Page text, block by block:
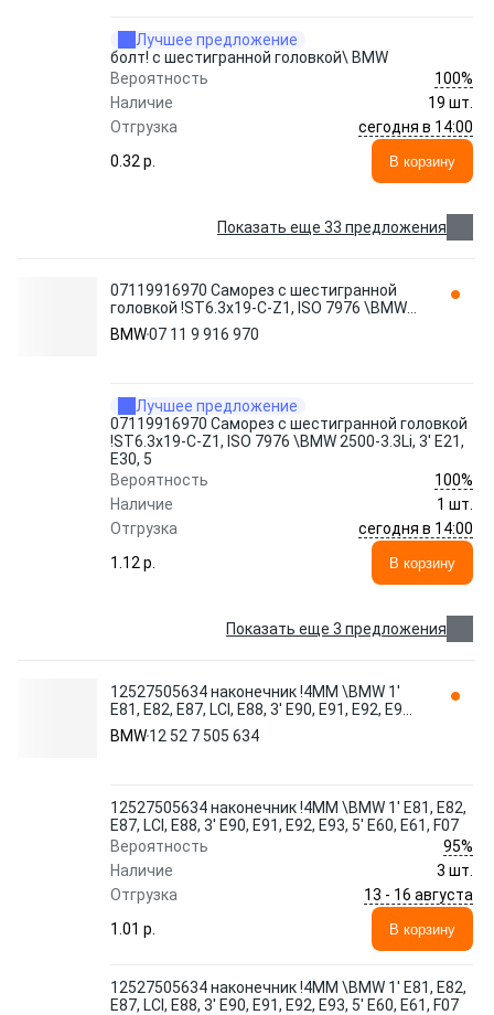
Лучшее предложение
болт! с шестигранной головкой\ BMW
Вероятность
100%
Наличие
19 шт.
Отгрузка
сегодня в 14:00
0.32 p.
В корзину
Показать еще 33 предложения
07119916970 Саморез с шестигранной
головкой !ST6.3x19-C-Z1, ISO 7976 \BMW
2500-3.3Li, 3' E21, E30, 5
BMW07 11 9 916 970
Лучшее предложение
07119916970 Саморез с шестигранной головкой
!ST6.3x19-C-Z1, ISO 7976 \BMW 2500-3.3Li, 3' E21,
E30, 5
Вероятность
100%
Наличие
1 шт.
Отгрузка
сегодня в 14:00
1.12 p.
В корзину
Показать еще 3 предложения
12527505634 наконечник !4MM \BMW 1'
E81, E82, E87, LCI, E88, 3' E90, E91, E92, E93,
5' E60, E61, F07
BMW12 52 7 505 634
12527505634 наконечник !4MM \BMW 1' E81, E82,
E87, LCI, E88, 3' E90, E91, E92, E93, 5' E60, E61, F07
Вероятность
95%
Наличие
3 шт.
Отгрузка
13 - 16 августа
1.01 p.
В корзину
12527505634 наконечник !4MM \BMW 1' E81, E82,
E87, LCI, E88, 3' E90, E91, E92, E93, 5' E60, E61, F07